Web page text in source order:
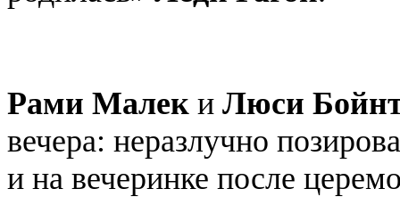
Рами Малек и Люси
вечера: неразлучно
и на вечеринке после